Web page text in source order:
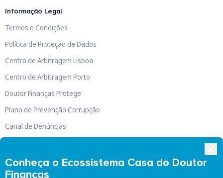
Conheça o Ecossistema Casa do Doutor
Finanças
Informação Legal
Termos e Condições
Política de Proteção de Dados
Centro de Arbitragem Lisboa
Centro de Arbitragem Porto
Doutor Finanças Protege
Plano de Prevenção Corrupção
Canal de Denúncias